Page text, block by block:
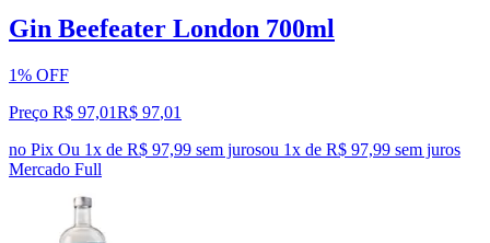
Gin Beefeater London 700ml
1% OFF
Preço R$ 97,01R$ 97,01
no Pix Ou 1x de R$ 97,99 sem jurosou 1x de R$ 97,99 sem juros
Mercado Full